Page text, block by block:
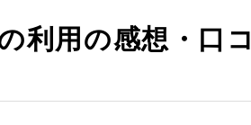
利用の感想・口コ